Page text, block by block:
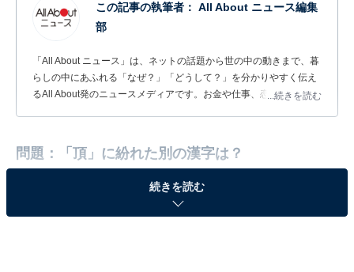
この記事の執筆者： All About ニュース編集
部
「All About ニュース」は、ネットの話題から世の中の動きまで、暮
らしの中にあふれる「なぜ？」「どうして？」を分かりやすく伝え
るAll About発のニュースメディアです。お金や仕事、恋愛、ITに関
...続きを読む
問題：「頂」に紛れた別の漢字は？
続きを読む